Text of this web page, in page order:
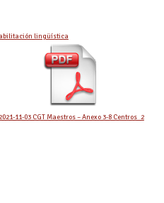
lingüística
2021-11-03 CGT Maestros – Anexo 3-8 Centros_2